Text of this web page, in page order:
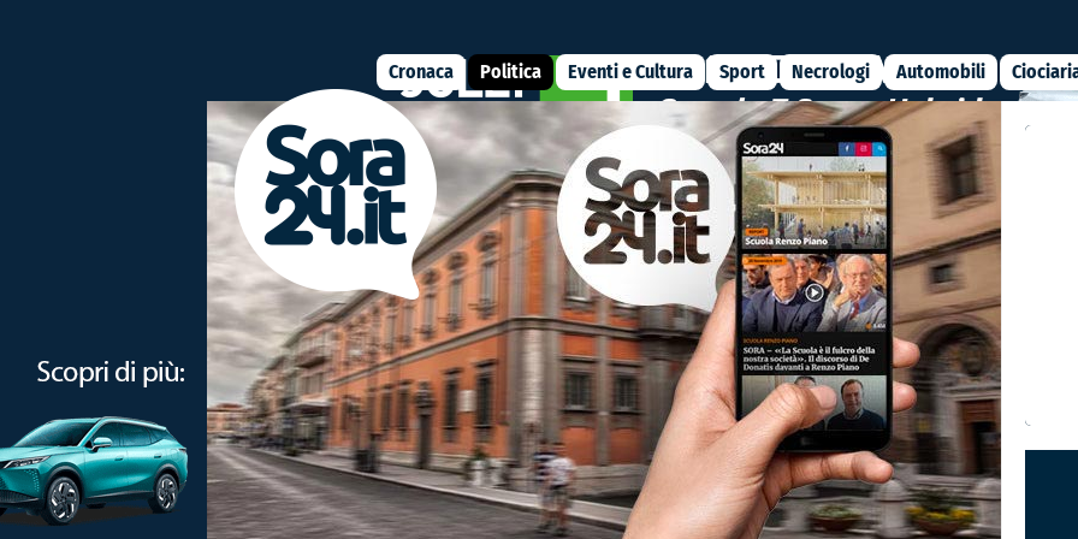
Cronaca Politica Eventi e Cultura Sport Necrologi Automobili